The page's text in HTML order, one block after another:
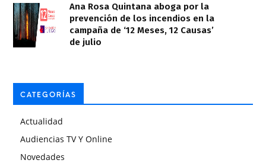
Ana Rosa Quintana aboga por la
prevención de los incendios en la
campaña de ‘12 Meses, 12 Causas’
de julio
CATEGORÍAS
Actualidad
Audiencias TV Y Online
Novedades